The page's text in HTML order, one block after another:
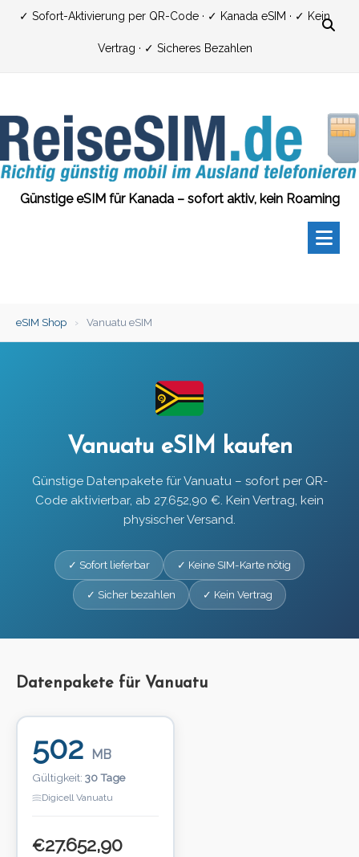
Zum✓ Sofort-Aktivierung per QR-Code · ✓ Kanada eSIM · ✓ Kein
Vertrag · ✓ Sicheres Bezahlen
Günstige eSIM für Kanada – sofort aktiv, kein Roaming
eSIM Shop › Vanuatu eSIM
Vanuatu eSIM kaufen
Günstige Datenpakete für Vanuatu – sofort per QR-
Code aktivierbar, ab 27.652,90 €. Kein Vertrag, kein
physischer Versand.
✓ Sofort lieferbar ✓ Keine SIM-Karte nötig
✓ Sicher bezahlen ✓ Kein Vertrag
Datenpakete für Vanuatu
502 MB
Gültigkeit: 30 Tage
Digicell Vanuatu
€27.652,90